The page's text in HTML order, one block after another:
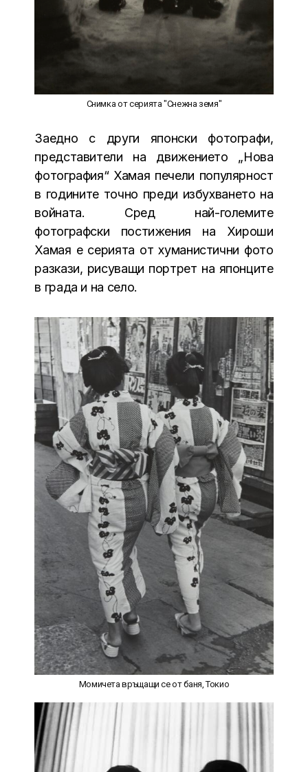
Снимка от серията "Снежна земя"
Заедно с други японски фотографи,
представители на движението „Нова
фотография“ Хамая печели популярност
в годините точно преди избухването на
войната. Сред най-големите
фотографски постижения на Хироши
Хамая е серията от хуманистични фото
разкази, рисуващи портрет на японците
в града и на село.
Момичета връщащи се от баня, Токио